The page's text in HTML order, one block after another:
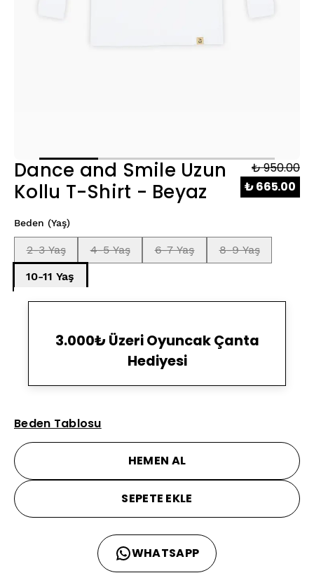
Dance and Smile Uzun
Kollu T-Shirt - Beyaz
₺ 950.00
₺ 665.00
Beden (Yaş)
2-3 Yaş 4-5 Yaş 6-7 Yaş
8-9 Yaş
10-11 Yaş
3.000₺ Üzeri Oyuncak Çanta
Hediyesi
Beden Tablosu
HEMEN AL
SEPETE EKLE
WHATSAPP